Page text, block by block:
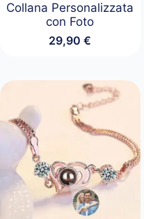
Collana Personalizzata
con Foto
29,90€